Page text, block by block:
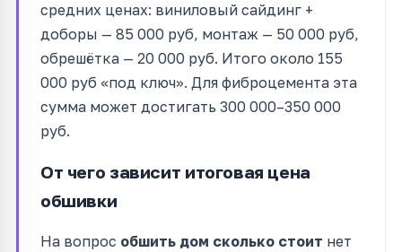
средних ценах: виниловый сайдинг +
доборы — 85 000 руб, монтаж — 50 000 руб,
обрешётка — 20 000 руб. Итого около 155
000 руб «под ключ». Для фиброцемента эта
сумма может достигать 300 000–350 000
руб.
От чего зависит итоговая цена
обшивки
На вопрос обшить дом сколько стоит нет